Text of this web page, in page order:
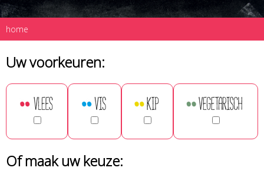
home
Uw voorkeuren:
Of maak uw keuze: